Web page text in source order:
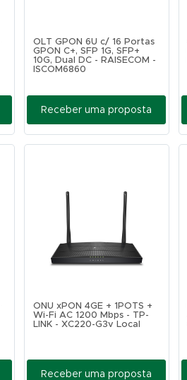
OLT GPON 6U c/ 16 Portas
GPON C+, SFP 1G, SFP+
10G, Dual DC - RAISECOM -
ISCOM6860
Receber uma proposta
ONU xPON 4GE + 1POTS +
Wi-Fi AC 1200 Mbps - TP-
LINK - XC220-G3v Local
Receber uma proposta